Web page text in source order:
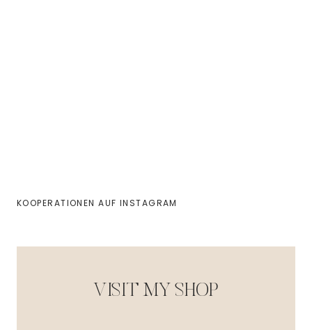
KOOPERATIONEN AUF INSTAGRAM
VISIT MY SHOP